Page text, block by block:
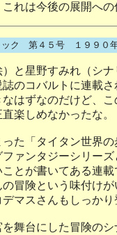
れは今後の展開へ
ック 第４５号 １９９０
と星野すみれ（シ
のコバルトに連載
はずなのだけど、
楽しめなかったな。
た「タイタン世界
ァンタジーシリー
とが書いてある連
冒険という味付け
マスさんもしっか
舞台にした冒険の